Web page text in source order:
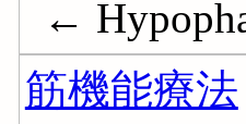
←
筋機能療法